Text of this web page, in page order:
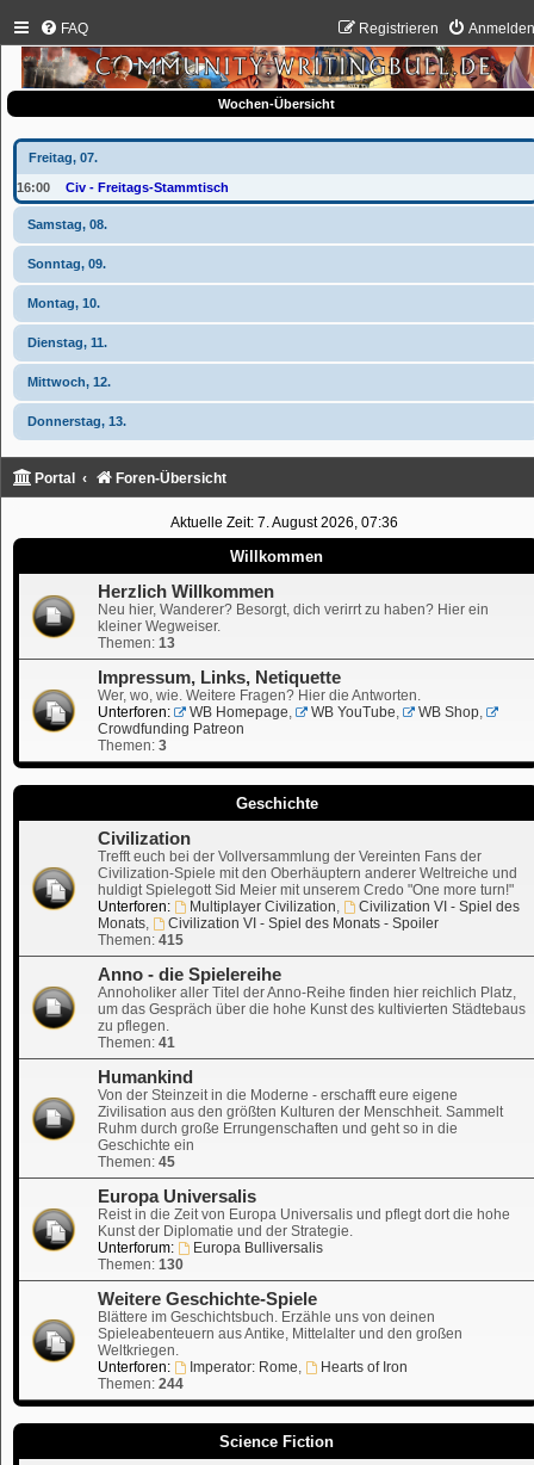
FAQ Registrieren
Wochen-Übersicht
Freitag, 07.
16:00 Civ - Freitags-Stammtisch
Samstag, 08.
Sonntag, 09.
Montag, 10.
Dienstag, 11.
Mittwoch, 12.
Donnerstag, 13.
Portal Foren-Übersicht
Aktuelle Zeit: 7. August 2026, 07:36
Willkommen
Herzlich Willkommen
Neu hier, Wanderer? Besorgt, dich verirrt zu haben? Hier ein
kleiner Wegweiser.
Themen: 13
Impressum, Links, Netiquette
Wer, wo, wie. Weitere Fragen? Hier die Antworten.
Unterforen:
WB Homepage, WB YouTube, WB Shop,
Crowdfunding Patreon
Themen: 3
Geschichte
Civilization
Trefft euch bei der Vollversammlung der Vereinten Fans der
Civilization-Spiele mit den Oberhäuptern anderer Weltreiche und
huldigt Spielegott Sid Meier mit unserem Credo "One more turn!"
Unterforen:
Multiplayer Civilization,
Civilization VI - Spiel des
Monats,
Civilization VI - Spiel des Monats - Spoiler
Themen: 415
Anno - die Spielereihe
Annoholiker aller Titel der Anno-Reihe finden hier reichlich Platz,
um das Gespräch über die hohe Kunst des kultivierten Städtebaus
zu pflegen.
Themen: 41
Humankind
Von der Steinzeit in die Moderne - erschafft eure eigene
Zivilisation aus den größten Kulturen der Menschheit. Sammelt
Ruhm durch große Errungenschaften und geht so in die
Geschichte ein
Themen: 45
Europa Universalis
Reist in die Zeit von Europa Universalis und pflegt dort die hohe
Kunst der Diplomatie und der Strategie.
Unterforum:
Europa Bulliversalis
Themen: 130
Weitere Geschichte-Spiele
Blättere im Geschichtsbuch. Erzähle uns von deinen
Spieleabenteuern aus Antike, Mittelalter und den großen
Weltkriegen.
Unterforen:
Imperator: Rome,
Hearts of Iron
Themen: 244
Science Fiction